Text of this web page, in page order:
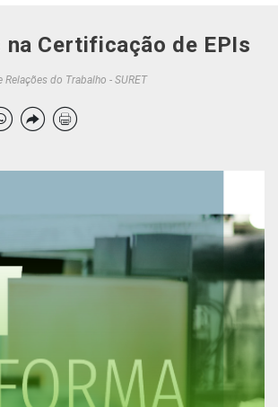
Certificação de EPIs
do Trabalho - SURET